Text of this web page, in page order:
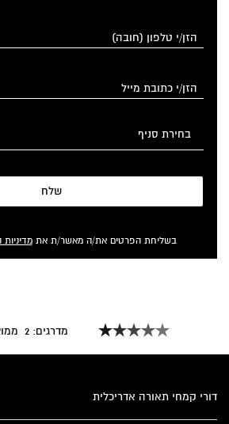
שלח
בשליחת הפרטים את/ה מאשר/ת את
מדרגים: 2
דורי קמחי תאורה אדריכלית